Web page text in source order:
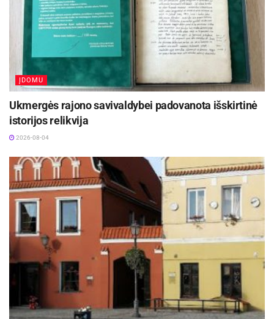
ĮDOMU
Ukmergės rajono savivaldybei padovanota išskirtinė
istorijos relikvija
2026-08-04